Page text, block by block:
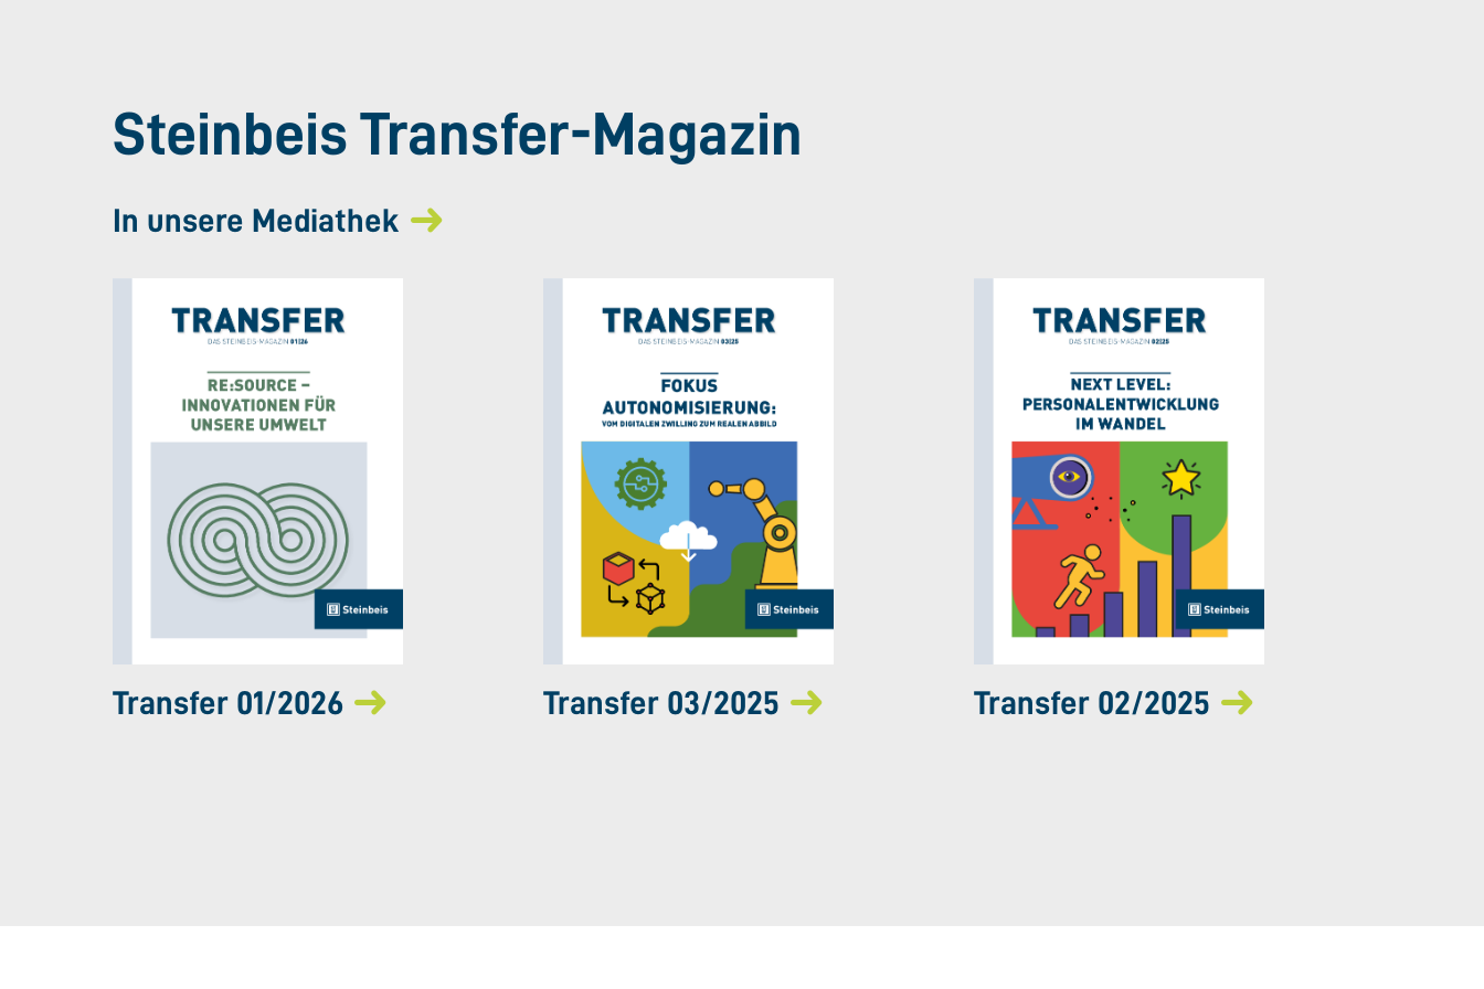
Steinbeis Transfer-Magazin
In unsere Mediathek
Transfer 01/2026 Transfer 03/2025 Transfer 02/2025